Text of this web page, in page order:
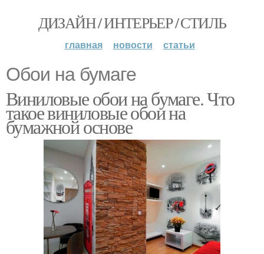
ДИЗАЙН / ИНТЕРЬЕР / СТИЛЬ
главная новости статьи
Обои на бумаге
Виниловые обои на бумаге. Что
такое виниловые обои на
бумажной основе